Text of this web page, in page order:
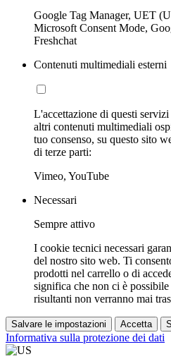
Google Tag Manager, UET
Microsoft Consent Mode,
Freshchat
Contenuti multimediali esterni
L'accettazione di questi
altri contenuti multimediali
tuo consenso, su questo sito
di terze parti:
Vimeo, YouTube
Necessari
Sempre attivo
I cookie tecnici necessari
del nostro sito web. Ti
prodotti nel carrello o di
significa che non ci è
risultanti non verranno mai
Salvare le impostazioni Accetta
Informativa sulla protezione dei dati